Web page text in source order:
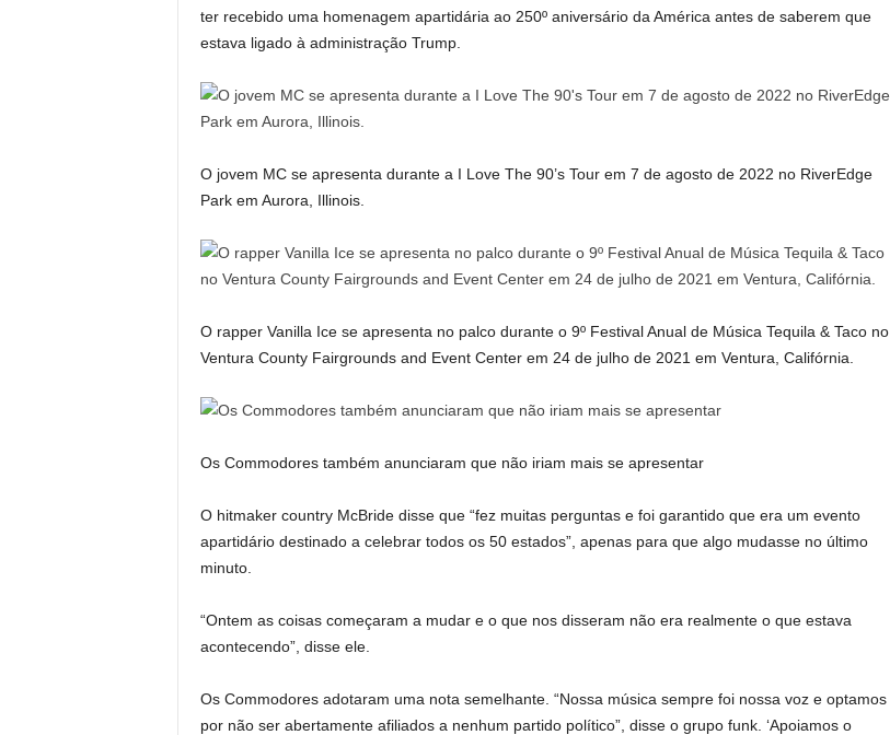
ter recebido uma homenagem apartidária ao 250º aniversário da América antes de saberem que
estava ligado à administração Trump.
O jovem MC se apresenta durante a I Love The 90’s Tour em 7 de agosto de 2022 no RiverEdge
Park em Aurora, Illinois.
O rapper Vanilla Ice se apresenta no palco durante o 9º Festival Anual de Música Tequila & Taco no
Ventura County Fairgrounds and Event Center em 24 de julho de 2021 em Ventura, Califórnia.
Os Commodores também anunciaram que não iriam mais se apresentar
O hitmaker country McBride disse que “fez muitas perguntas e foi garantido que era um evento
apartidário destinado a celebrar todos os 50 estados”, apenas para que algo mudasse no último
minuto.
“Ontem as coisas começaram a mudar e o que nos disseram não era realmente o que estava
acontecendo”, disse ele.
Os Commodores adotaram uma nota semelhante. “Nossa música sempre foi nossa voz e optamos
por não ser abertamente afiliados a nenhum partido político”, disse o grupo funk. ‘Apoiamos o